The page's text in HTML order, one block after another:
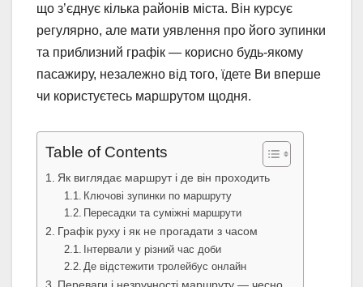
що з’єднує кілька районів міста. Він курсує
регулярно, але мати уявлення про його зупинки
та приблизний графік — корисно будь-якому
пасажиру, незалежно від того, їдете Ви вперше
чи користуєтесь маршрутом щодня.
Table of Contents
Як виглядає маршрут і де він проходить
Ключові зупинки по маршруту
Пересадки та суміжні маршрути
Графік руху і як не прогадати з часом
Інтервали у різний час доби
Де відстежити тролейбус онлайн